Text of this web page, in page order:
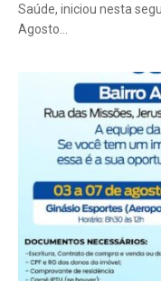
Saúde, iniciou nesta
Agosto…